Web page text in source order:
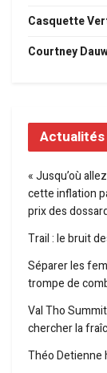
Casquette
Courtney
« Jusqu’où
cette inflation
prix des
Trail : le bruit
Séparer les
trompe de
Val Tho
chercher la
Théo Detienne